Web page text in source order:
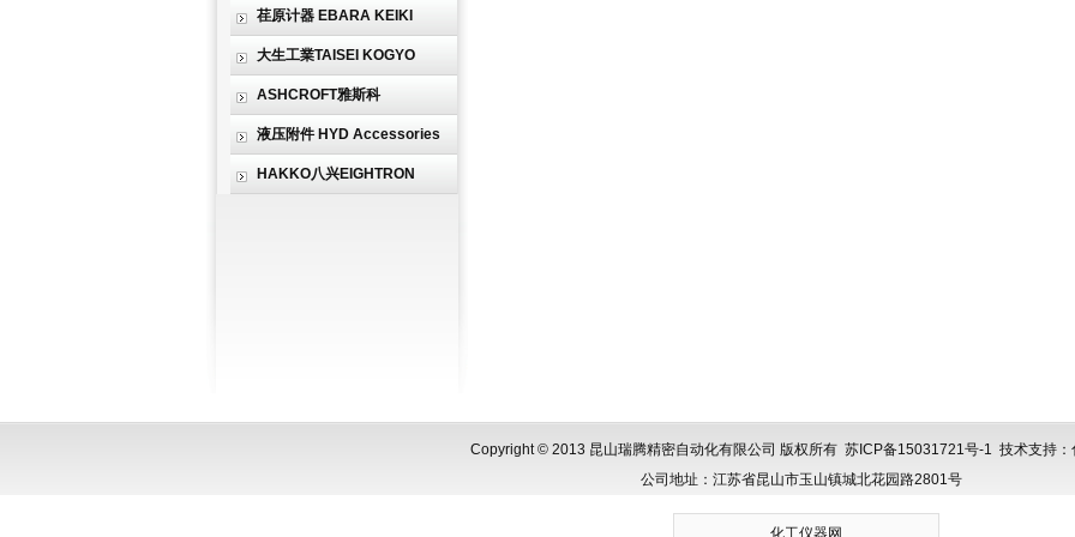
荏原计器 EBARA KEIKI
大生工業TAISEI KOGYO
ASHCROFT雅斯科
液压附件 HYD Accessories
HAKKO八兴EIGHTRON
Copyright © 2013 昆山瑞腾精密自动化有限公司 版权所有 苏ICP备15031721号-1 技术支持：
公司地址：江苏省昆山市玉山镇城北花园路2801号
化工仪器网